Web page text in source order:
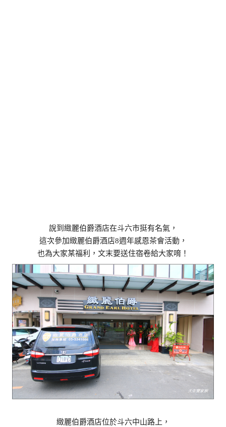
說到緻麗伯爵酒店在斗六市挺有名氣，
這次參加緻麗伯爵酒店8週年感恩茶會活動，
也為大家某福利，文末要送住宿卷給大家唷！
緻麗伯爵酒店位於斗六中山路上，